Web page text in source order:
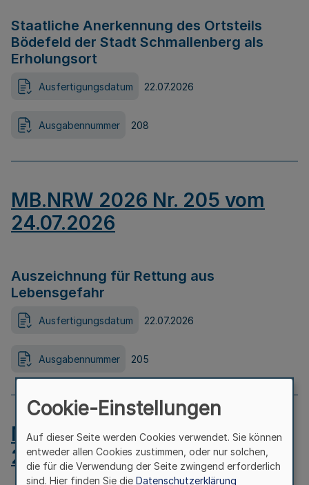
Staatliche Anerkennung des Ortsteils
Bödefeld der Stadt Schmallenberg als
Erholungsort
Ausfertigungsdatum 22.07.2026
Ausgabennummer 208
MB.NRW 2026 Nr. 205 vom
24.07.2026
Auszeichnung für Rettung aus
Lebensgefahr
Ausfertigungsdatum 22.07.2026
Ausgabennummer 205
MB.NRW 2026 Nr. 204 vom
24.07.2026
Cookie-Einstellungen
Auf dieser Seite werden Cookies verwendet. Sie können
entweder allen Cookies zustimmen, oder nur solchen,
die für die Verwendung der Seite zwingend erforderlich
sind. Hier finden Sie die Datenschutzerklärung